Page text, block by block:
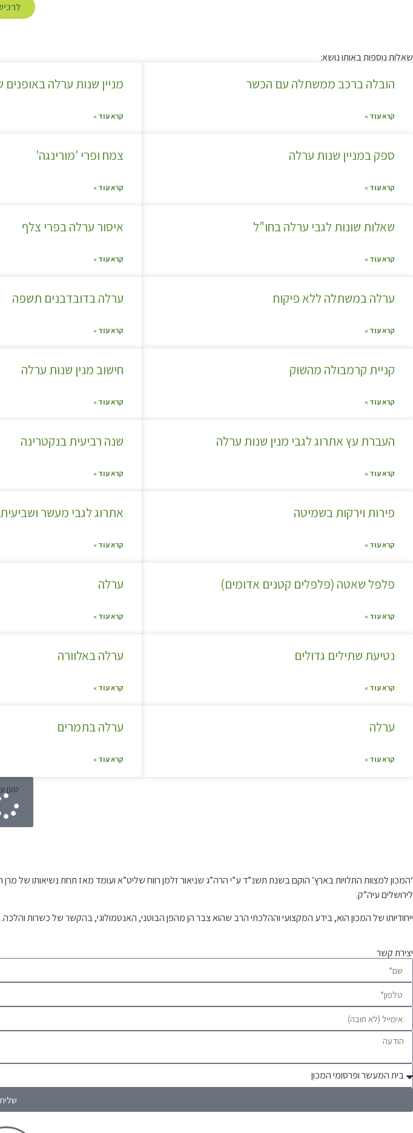
שאלות נוספות באותו נושא:
הובלה ברכב ממשתלה עם הכשר
קרא עוד »
מניין שנות ערלה באופנים
קרא עוד »
ספק במניין שנות ערלה
קרא עוד »
צמח ופרי 'מורינגה'
קרא עוד »
שאלות שונות לגבי ערלה בחו"ל
קרא עוד »
איסור ערלה בפרי צלף
קרא עוד »
ערלה במשתלה ללא פיקוח
קרא עוד »
ערלה בדובדבנים תשפה
קרא עוד »
קניית קרמבולה מהשוק
קרא עוד »
חישוב מנין שנות ערלה
קרא עוד »
העברת עץ אתרוג לגבי מנין שנות ערלה
קרא עוד »
שנה רביעית בנקטרינה
קרא עוד »
פירות וירקות בשמיטה
קרא עוד »
אתרוג לגבי מעשר
קרא עוד »
פלפל שאטה (פלפלים קטנים אדומים)
קרא עוד »
ערלה
קרא עוד »
נטיעת שתילים גדולים
קרא עוד »
ערלה באלוורה
קרא עוד »
ערלה
קרא עוד »
ערלה בתמרים
קרא עוד »
טען
‘המכון למצוות התלויות בארץ’ הוקם בשנת תשנ”ד ע”י הרה”ג שניאור זלמן רווח שליט”א ועומד מאז תחת נשיאותו
לירושלים עיה”ק.
ייחודיותו של המכון הוא, בידע המקצועי וההלכתי הרב שהוא צבר הן מהפן הבוטני, האנטמולוגי, בהקשר של כשרות והלכה.
יצירת קשר